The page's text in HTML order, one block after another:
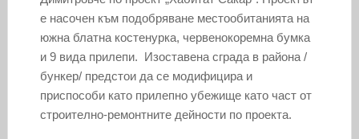
е насочен към подобряване местообитанията на
южна блатна костенурка, червенокоремна бумка
и 9 вида прилепи. Изоставена сграда в района /
бункер/ предстои да се модифицира и
приспособи като прилепно убежище като част от
строително-ремонтните дейности по проекта.